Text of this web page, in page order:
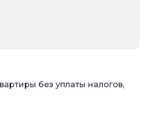
без уплаты налогов,